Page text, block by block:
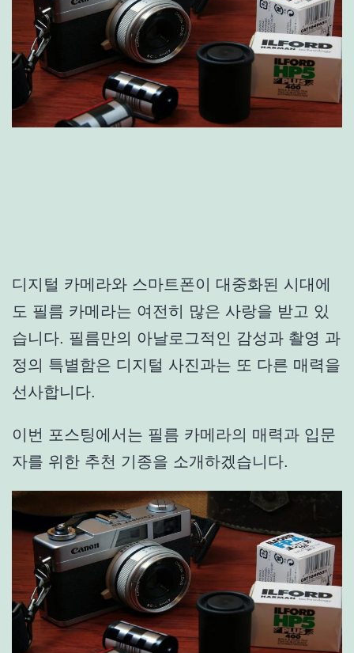
디지털 카메라와 스마트폰이 대중화된 시대에
도 필름 카메라는 여전히 많은 사랑을 받고 있
습니다. 필름만의 아날로그적인 감성과 촬영 과
정의 특별함은 디지털 사진과는 또 다른 매력을
선사합니다.
이번 포스팅에서는 필름 카메라의 매력과 입문
자를 위한 추천 기종을 소개하겠습니다.